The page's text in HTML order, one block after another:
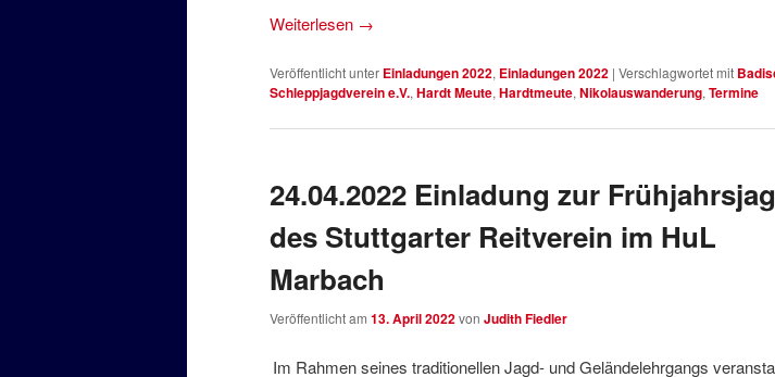
Weiterlesen →
Veröffentlicht unter Einladungen 2022, Einladungen 2022 | Verschlagwortet mit
Schleppjagdverein e.V., Hardt Meute, Hardtmeute, Nikolauswanderung, Termine
24.04.2022 Einladung zur
des Stuttgarter Reitverein im HuL
Marbach
Veröffentlicht am 13. April 2022von Judith Fiedler
Im Rahmen seines traditionellen Jagd- und Geländelehrgangs